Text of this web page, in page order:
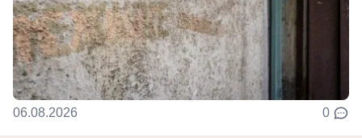
06.08.2026 0